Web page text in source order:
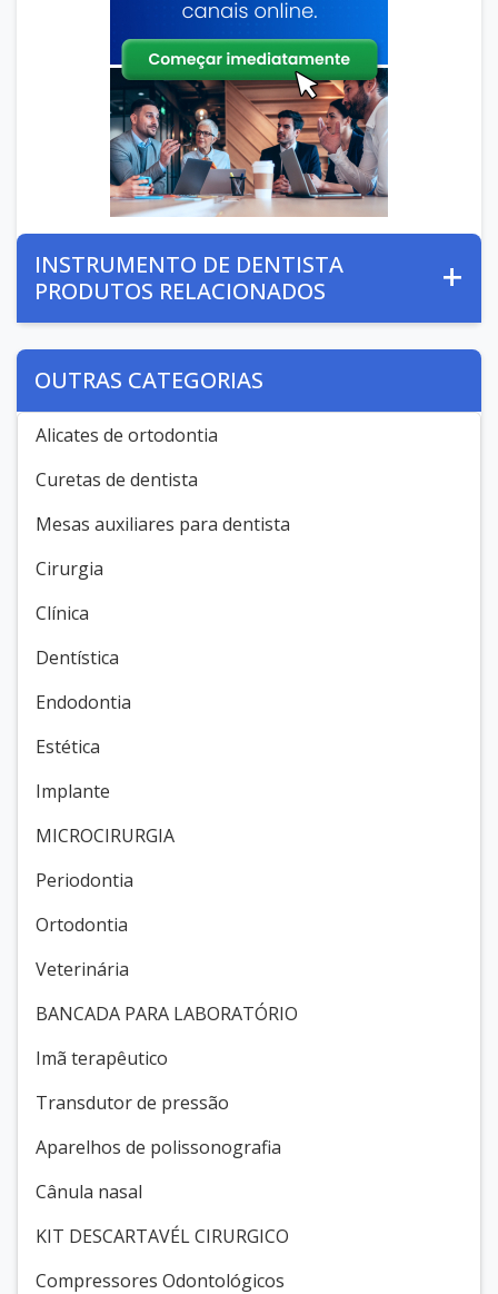
INSTRUMENTO DE DENTISTA
PRODUTOS RELACIONADOS
OUTRAS CATEGORIAS
Alicates de ortodontia
Curetas de dentista
Mesas auxiliares para dentista
Cirurgia
Clínica
Dentística
Endodontia
Estética
Implante
MICROCIRURGIA
Periodontia
Ortodontia
Veterinária
BANCADA PARA LABORATÓRIO
Imã terapêutico
Transdutor de pressão
Aparelhos de polissonografia
Cânula nasal
KIT DESCARTAVÉL CIRURGICO
Compressores Odontológicos